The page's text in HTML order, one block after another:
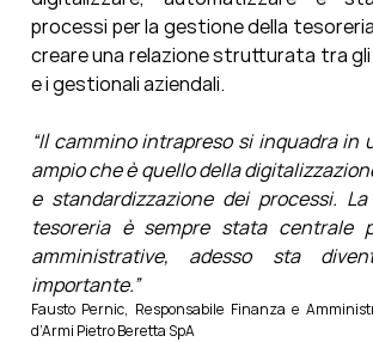
processi per la gestione della
creare una relazione strutturata tra
e i gestionali aziendali.
“Il cammino intrapreso si inquadra in
ampio che è quello della
e standardizzazione dei processi.
tesoreria è sempre stata centrale
amministrative, adesso sta
importante.”
Fausto Pernic, Responsabile Finanza e
d’Armi Pietro Beretta SpA